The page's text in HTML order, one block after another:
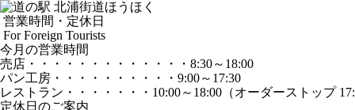
営業時間・定休日
For Foreign Tourists
今月の営業時間
売店 ・・・・・・・・・・・・・ 8:30～18:00
パン工房 ・・・・・・・・・・ 9:00～17:30
レストラン ・・・・・・・ 10:00～18:00 （オーダーストップ
定休日のご案内